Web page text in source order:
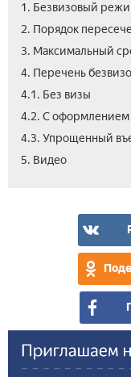
1. Безвизовый
2. Порядок
3. Максимальный
4. Перечень
4.1. Без визы
4.2. С оформлением
4.3. Упрощенный
5. Видео